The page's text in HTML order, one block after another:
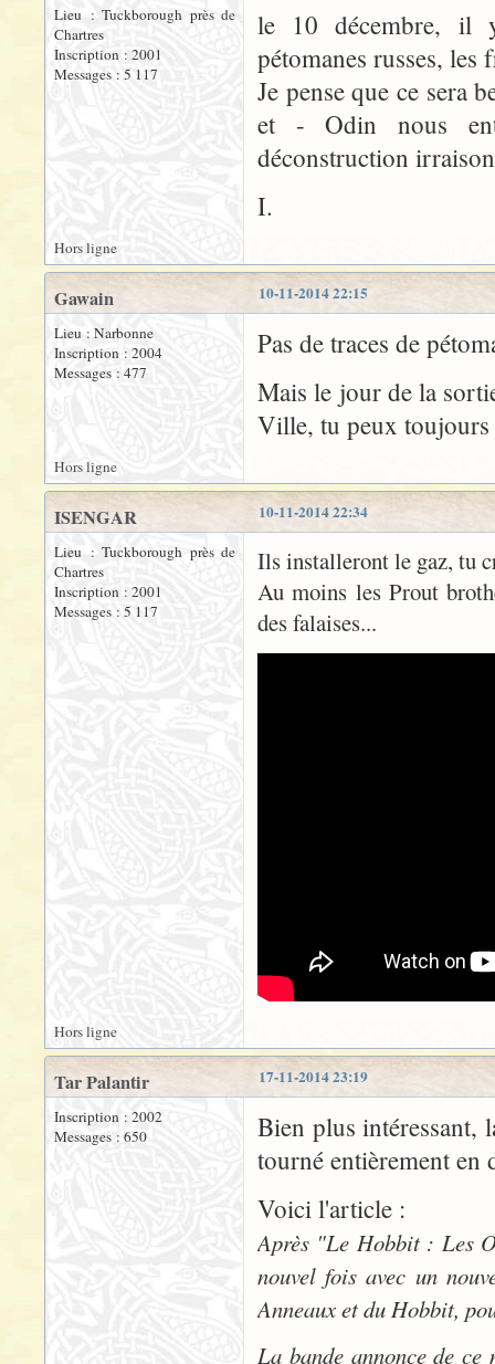
Lieu : Tuckborough près de
Chartres
Inscription : 2001
Messages : 5 117
le 10 décembre, il
pétomanes russes, les
Je pense que ce sera
et - Odin nous
déconstruction
I.
Hors ligne
10-11-2014 22:15
Gawain
Lieu : Narbonne
Inscription : 2004
Messages : 477
Pas de traces de
Mais le jour de la
Ville, tu peux
Hors ligne
10-11-2014 22:34
ISENGAR
Lieu : Tuckborough près de
Chartres
Inscription : 2001
Messages : 5 117
Ils installeront le gaz, tu
Au moins les Prout
des falaises...
Hors ligne
17-11-2014 23:19
Tar Palantir
Inscription : 2002
Messages : 650
Bien plus intéressant,
tourné entièrement en
Voici l'article :
Après "Le Hobbit : Les
nouvel fois avec un
Anneaux et du Hobbit,
La bande annonce de